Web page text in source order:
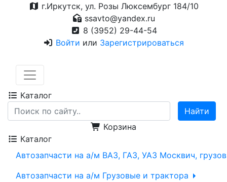
г.Иркутск, ул. Розы Люксембург 184/10
ssavto@yandex.ru
8 (3952) 29-44-54
Войти или Зарегистрироваться
Каталог
Корзина
Каталог
Автозапчасти на а/м ВАЗ, ГАЗ, УАЗ Москвич,
Автозапчасти на а/м Грузовые и трактора